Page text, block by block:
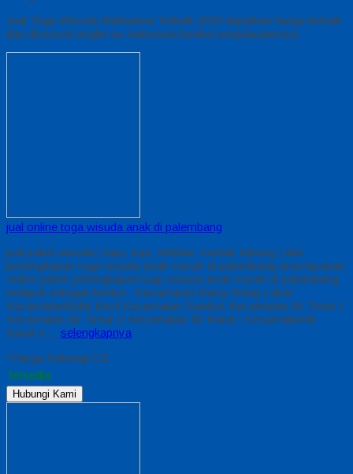
Jual Toga Wisuda Mahasiwa Terbaik 2020 dapatkan harga terbaik
dan discount ongkir se-indonesia berikut penjelasannnya
jual online toga wisuda anak di palembang
jual paket wisuda ( baju, topi, slebber, medali, tabung ) dan
perlengkapan toga wisuda anak murah di palembang area layanan
online paket perlengkapan baju wisuda anak murah di palembang
meliputi sebagai berikut : Kecamatan Alang-Alang Lebar
KecamatanBukit Kecil Kecamatan Gandus Kecamatan Ilir Timur I
Kecamatan Ilir Timur II Kecamatan Ilir Barat I KecamatanIlir
Barat II… selengkapnya
*Harga Hubungi CS
Tersedia
Hubungi Kami